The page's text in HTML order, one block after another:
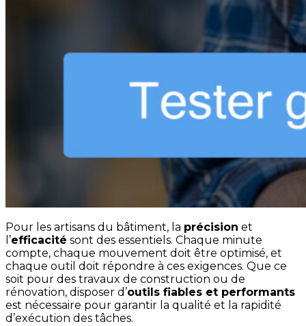
Pour les artisans du bâtiment, la précision et
l’efficacité sont des essentiels. Chaque minute
compte, chaque mouvement doit être optimisé, et
chaque outil doit répondre à ces exigences. Que ce
soit pour des travaux de construction ou de
rénovation, disposer d’outils fiables et performants
est nécessaire pour garantir la qualité et la rapidité
d’exécution des tâches.